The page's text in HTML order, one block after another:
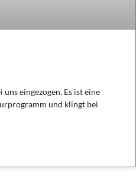
eingezogen. Es ist eine
und klingt bei